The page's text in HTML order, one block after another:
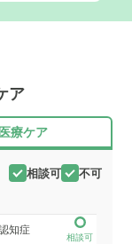
ア
医療ケア
相談可 不可
知症
相談可